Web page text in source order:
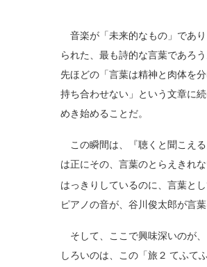
音楽が「未来的なもの」であ
られた、最も詩的な言葉であろ
先ほどの「言葉は精神と肉体を
持ち合わせない」という文章に
めき始めることだ。
この瞬間は、『聴くと聞こえ
は正にその、言葉のとらえきれ
はっきりしているのに、言葉と
ピアノの音が、谷川俊太郎が言
そして、ここで興味深いのが
しろいのは、この「旅２ てふて